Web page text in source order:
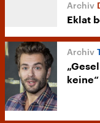
Eklat
keine“